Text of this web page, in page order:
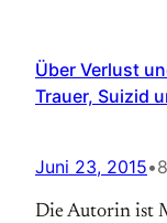
Über Verlust
Trauer, Suizid
Juni 23, 2015•
Die Autorin ist